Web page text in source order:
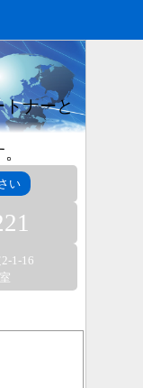
トナーと
い
2-1-16